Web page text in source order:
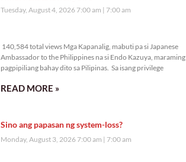
Tuesday, August 4, 2026 7:00 am 7:00 am
140,584 total views Mga Kapanalig, mabuti pa si Japanese
Ambassador to the Philippines na si Endo Kazuya, maraming
pagpipiliang bahay dito sa Pilipinas. Sa isang privilege
READ MORE »
Sino ang papasan ng system-loss?
Monday, August 3, 2026 7:00 am 7:00 am